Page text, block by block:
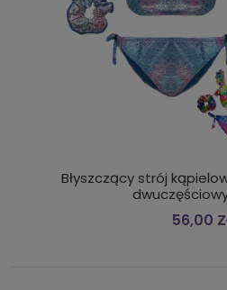
Błyszczący strój
56,00